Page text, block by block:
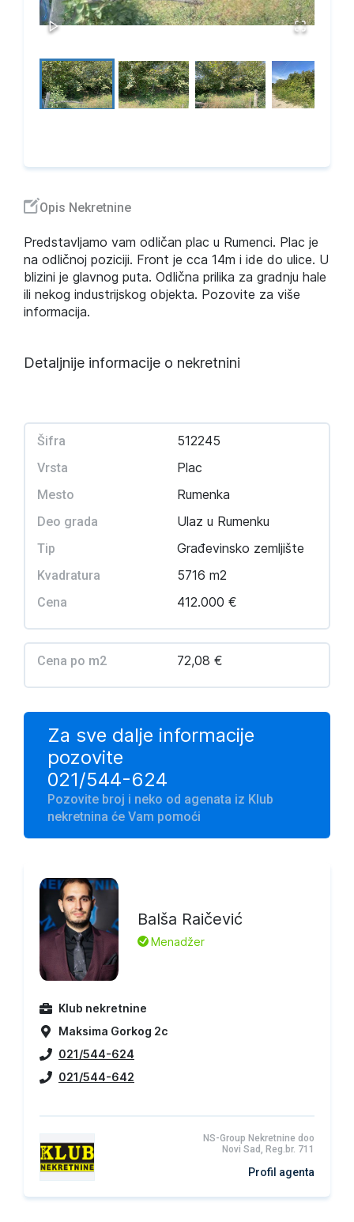
Opis Nekretnine
Predstavljamo vam odličan plac u Rumenci. Plac je
na odličnoj poziciji. Front je cca 14m i ide do ulice. U
blizini je glavnog puta. Odlična prilika za gradnju hale
ili nekog industrijskog objekta. Pozovite za više
informacija.
Detaljnije informacije o nekretnini
Šifra 512245
Vrsta Plac
Mesto Rumenka
Deo grada Ulaz u Rumenku
Tip Građevinsko zemljište
Kvadratura 5716 m2
Cena 412.000 €
Cena po m2 72,08 €
Za sve dalje informacije
pozovite
021/544-624
Pozovite broj i neko od agenata iz Klub
nekretnina će Vam pomoći
Balša Raičević
L Menadžer
Klub nekretnine
Maksima Gorkog 2c
021/544-624
021/544-642
NS-Group Nekretnine doo
Novi Sad, Reg.br. 711
Profil agenta